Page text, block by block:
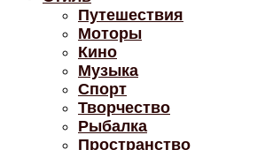
Путешествия
Моторы
Кино
Музыка
Спорт
Творчество
Рыбалка
Пространство